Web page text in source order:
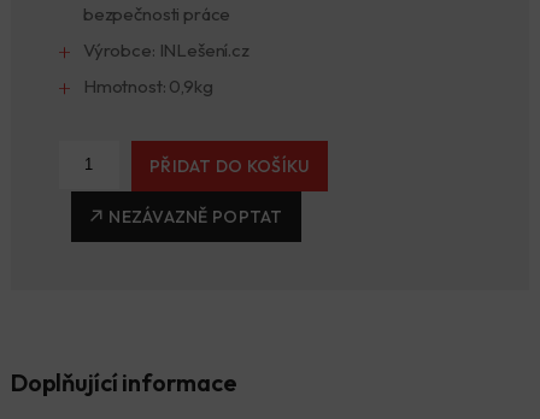
bezpečnosti práce
Výrobce: INLešení.cz
Hmotnost: 0,9kg
PŘIDAT DO KOŠÍKU
NEZÁVAZNĚ POPTAT
Doplňující informace